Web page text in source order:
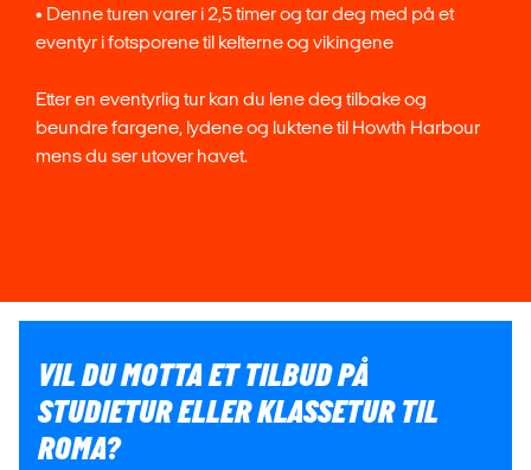
• Denne turen varer i 2,5 timer og tar deg med på et
eventyr i fotsporene til kelterne og vikingene
Etter en eventyrlig tur kan du lene deg tilbake og
beundre fargene, lydene og luktene til Howth Harbour
mens du ser utover havet.
VIL DU MOTTA ET TILBUD PÅ
STUDIETUR ELLER KLASSETUR TIL
ROMA?